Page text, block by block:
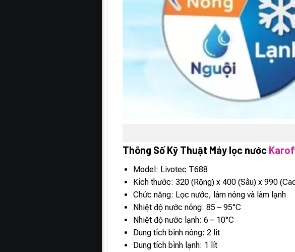
Thông Số Kỹ Thuật Máy lọc nước
Model: Livotec T688
Kích thước: 320 (Rộng) x 400 (Sâu) x 990
Chức năng: Lọc nước, làm nóng và làm lạnh
Nhiệt độ nước nóng: 85 – 95°C
Nhiệt độ nước lạnh: 6 – 10°C
Dung tích bình nóng: 2 lít
Dung tích bình lạnh: 1 lít